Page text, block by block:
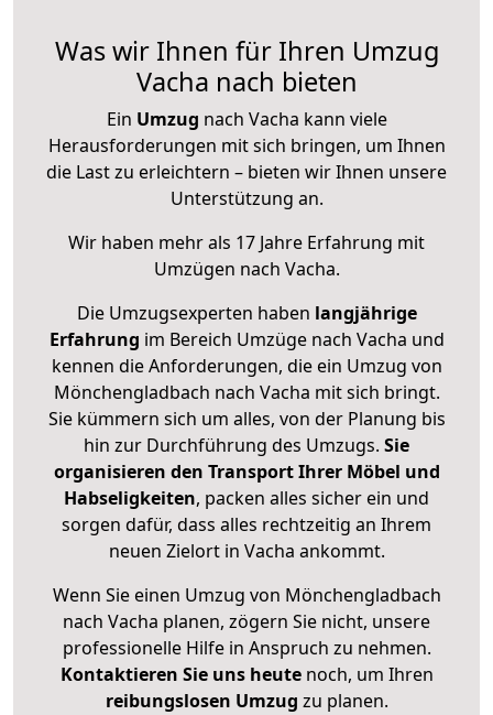
Was wir Ihnen für Ihren Umzug
Vacha nach bieten
Ein Umzug nach Vacha kann viele
Herausforderungen mit sich bringen, um Ihnen
die Last zu erleichtern – bieten wir Ihnen unsere
Unterstützung an.
Wir haben mehr als 17 Jahre Erfahrung mit
Umzügen nach Vacha.
Die Umzugsexperten haben langjährige
Erfahrung im Bereich Umzüge nach Vacha und
kennen die Anforderungen, die ein Umzug von
Mönchengladbach nach Vacha mit sich bringt.
Sie kümmern sich um alles, von der Planung bis
hin zur Durchführung des Umzugs. Sie
organisieren den Transport Ihrer Möbel und
Habseligkeiten, packen alles sicher ein und
sorgen dafür, dass alles rechtzeitig an Ihrem
neuen Zielort in Vacha ankommt.
Wenn Sie einen Umzug von Mönchengladbach
nach Vacha planen, zögern Sie nicht, unsere
professionelle Hilfe in Anspruch zu nehmen.
Kontaktieren Sie uns heutenoch, um Ihren
reibungslosen Umzug zu planen.